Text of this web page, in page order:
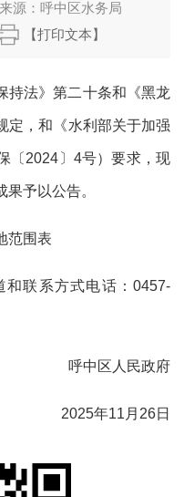
来源： 呼中区水务局
【打印文本】
持法》第二十条和《黑龙
定，和《水利部关于加强
〔2024〕4号）要求，现
予以公告。
范围表
联系方式电话：0457-
呼中区人民政府
2025年11月26日